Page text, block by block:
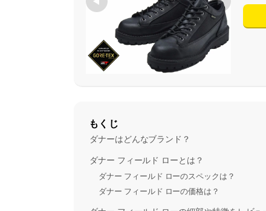
もくじ
ダナーはどんなブランド？
ダナー フィールド ローとは？
ダナー フィールド ローのスペックは？
ダナー フィールド ローの価格は？